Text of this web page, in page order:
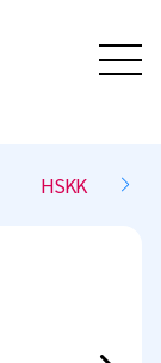
HSKK